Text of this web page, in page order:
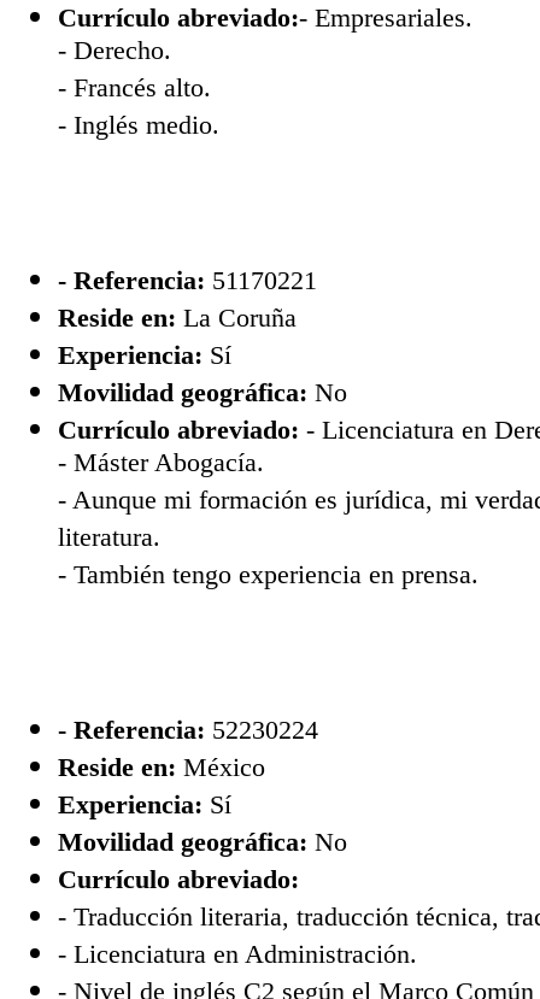
Currículo abreviado:- Empresariales.
- Derecho.
- Francés alto.
- Inglés medio.
- Referencia: 51170221
Reside en: La Coruña
Experiencia: Sí
Movilidad geográfica: No
Currículo abreviado: - Licenciatura en
- Máster Abogacía.
- Aunque mi formación es jurídica, mi
literatura.
- También tengo experiencia en prensa.
- Referencia: 52230224
Reside en: México
Experiencia: Sí
Movilidad geográfica: No
Currículo abreviado:
- Traducción literaria, traducción técnica,
- Licenciatura en Administración.
- Nivel de inglés C2 según el Marco Común